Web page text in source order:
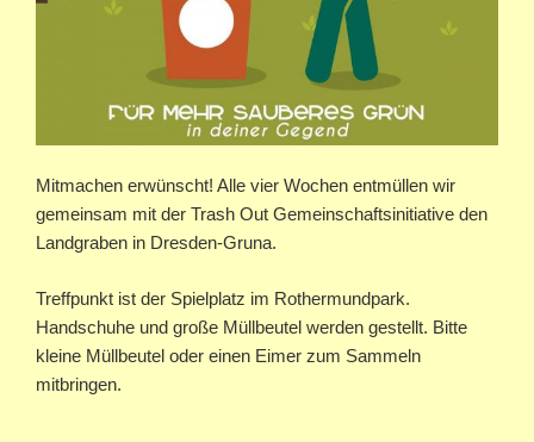
Mitmachen erwünscht! Alle vier Wochen entmüllen wir
gemeinsam mit der Trash Out Gemeinschaftsinitiative den
Landgraben in Dresden-Gruna.
Treffpunkt ist der Spielplatz im Rothermundpark.
Handschuhe und große Müllbeutel werden gestellt. Bitte
kleine Müllbeutel oder einen Eimer zum Sammeln
mitbringen.